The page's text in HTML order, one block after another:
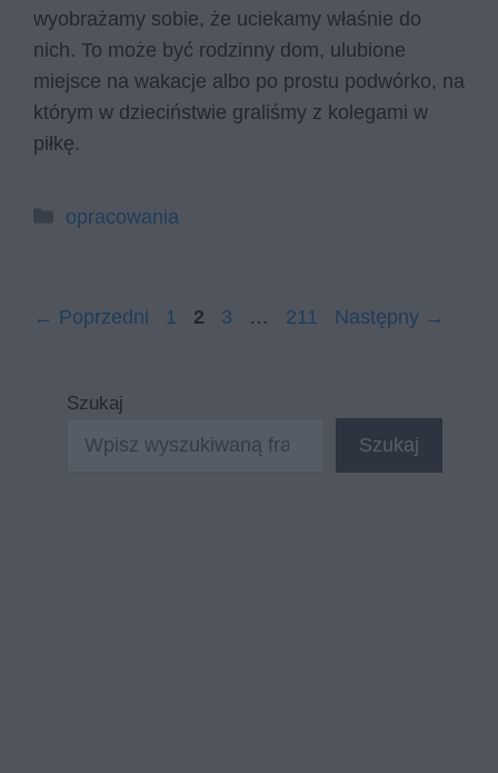
wyobrażamy sobie, że uciekamy właśnie do
nich. To może być rodzinny dom, ulubione
miejsce na wakacje albo po prostu podwórko, na
którym w dzieciństwie graliśmy z kolegami w
piłkę.
Kategorie
opracowania
← Poprzedni Strona
1 Strona
2 Strona
3 … Strona
211 Następny →
Szukaj
Szukaj